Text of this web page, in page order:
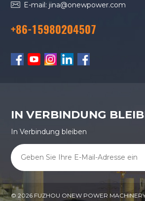
E-mail: jina@onewpower.com
+86-15980204507
IN VERBINDUNG
In Verbindung bleiben
© 2026 FUZHOU ONEW POWER